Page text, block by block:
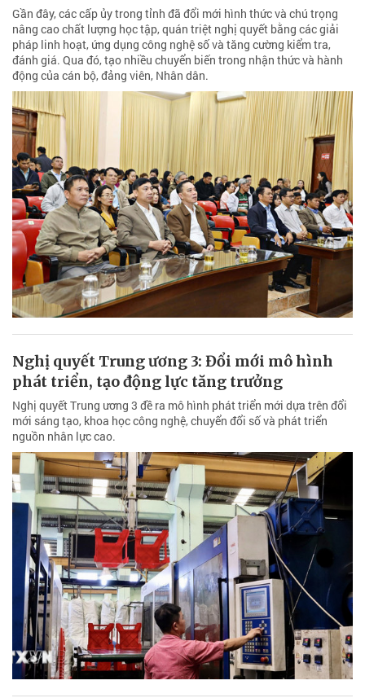
Gần đây, các cấp ủy trong tỉnh đã đổi mới hình thức và chú trọng
nâng cao chất lượng học tập, quán triệt nghị quyết bằng các giải
pháp linh hoạt, ứng dụng công nghệ số và tăng cường kiểm tra,
đánh giá. Qua đó, tạo nhiều chuyển biến trong nhận thức và hành
động của cán bộ, đảng viên, Nhân dân.
Nghị quyết Trung ương 3: Đổi mới mô hình
phát triển, tạo động lực tăng trưởng
Nghị quyết Trung ương 3 đề ra mô hình phát triển mới dựa trên đổi
mới sáng tạo, khoa học công nghệ, chuyển đổi số và phát triển
nguồn nhân lực cao.